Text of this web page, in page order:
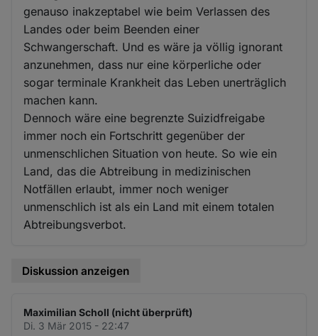
genauso inakzeptabel wie beim Verlassen des
Landes oder beim Beenden einer
Schwangerschaft. Und es wäre ja völlig ignorant
anzunehmen, dass nur eine körperliche oder
sogar terminale Krankheit das Leben unerträglich
machen kann.
Dennoch wäre eine begrenzte Suizidfreigabe
immer noch ein Fortschritt gegenüber der
unmenschlichen Situation von heute. So wie ein
Land, das die Abtreibung in medizinischen
Notfällen erlaubt, immer noch weniger
unmenschlich ist als ein Land mit einem totalen
Abtreibungsverbot.
Diskussion anzeigen
Maximilian Scholl (nicht überprüft)
Di. 3 Mär 2015 - 22:47